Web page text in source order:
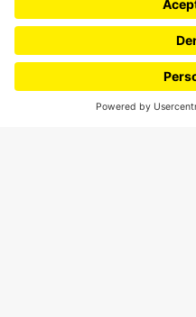
¿Quieres escribir en